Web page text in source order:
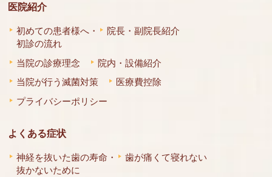
医院紹介
初めての患者様へ・
初診の流れ
院長・副院長紹介
当院の診療理念
院内・設備紹介
当院が行う滅菌対策
医療費控除
プライバシーポリシー
よくある症状
神経を抜いた歯の寿命・
抜かないために
歯が痛くて寝れない